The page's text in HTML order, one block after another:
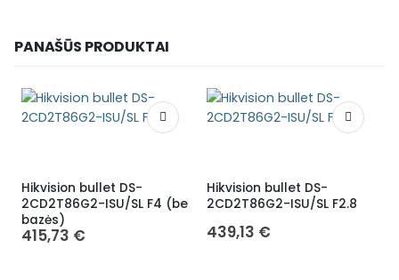
PANAŠŪS PRODUKTAI
Hikvision bullet DS-
2CD2T86G2-ISU/SL F4 (be
bazės)
415,73 €
Hikvision bullet DS-
2CD2T86G2-ISU/SL F2.8
439,13 €